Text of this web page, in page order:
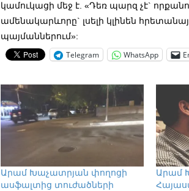
կամուկացի մեջ է. «Դեռ պարզ չէ`
ամենակարևորը` լսելի կլինեն
պայմաններում»:
Telegram WhatsApp
Արամ Խաչատրյան փողոցի
ասֆալտից տուժածների
Արամ